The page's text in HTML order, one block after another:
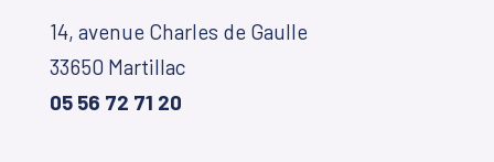
14, avenue Charles de Gaulle
33650 Martillac
05 56 72 71 20